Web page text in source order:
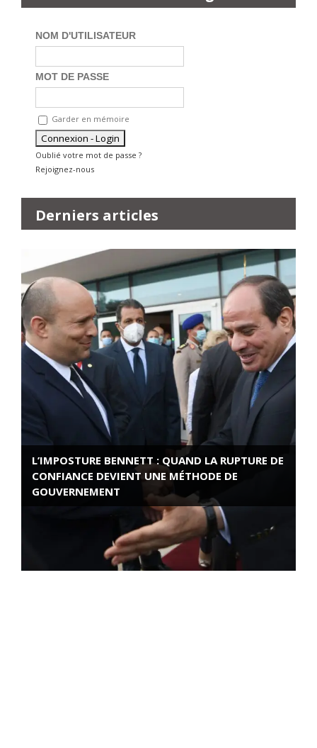
NOM D'UTILISATEUR
MOT DE PASSE
Garder en mémoire
Oublié votre mot de passe ?
Rejoignez-nous
Derniers articles
L’IMPOSTURE BENNETT : QUAND LA RUPTURE DE
CONFIANCE DEVIENT UNE MÉTHODE DE
GOUVERNEMENT
ROSE VALLAND, HEROÏNE DE LA RESISTANCE